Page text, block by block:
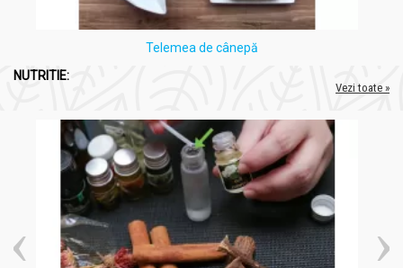
Telemea de cânepă
NUTRITIE:
Vezi toate »